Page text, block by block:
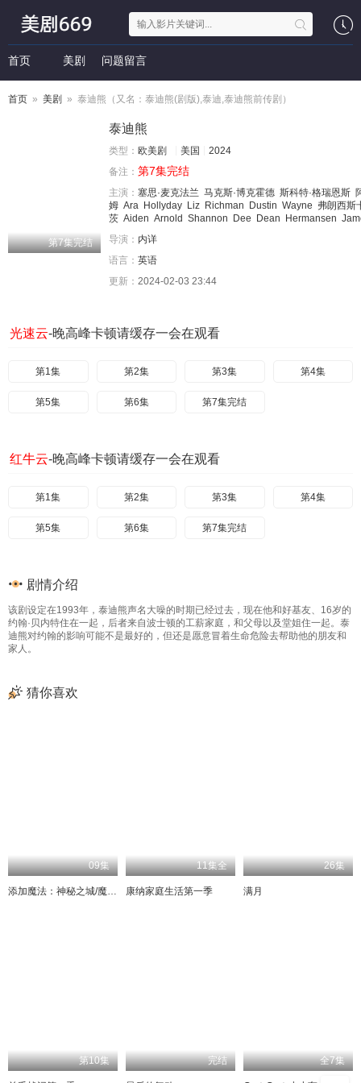
首页 美剧 问题留言
首页 » 美剧 » 泰迪熊（又名：泰迪熊(剧版),泰迪,泰迪熊前传剧）
第7集完结
泰迪熊
类型： 欧美剧 美国
2024
备注： 第7集完结
主演： 塞思·麦克法兰 马克斯·博克霍德 斯科特·格瑞恩斯
姆 Ara Hollyday Liz Richman Dustin Wayne 弗朗西斯
茨 Aiden Arnold Shannon Dee Dean Hermansen
导演： 内详
语言： 英语
更新： 2024-02-03 23:44
光速云-晚高峰卡顿请缓存一会在观看
第1集 第2集 第3集 第4集
第5集 第6集 第7集完结
红牛云-晚高峰卡顿请缓存一会在观看
第1集 第2集 第3集 第4集
第5集 第6集 第7集完结
剧情介绍
该剧设定在1993年，泰迪熊声名大噪的时期已经过去，现在他和好基友、16岁的
约翰·贝内特住在一起，后者来自波士顿的工薪家庭，和父母以及堂姐住一起。泰
迪熊对约翰的影响可能不是最好的，但还是愿意冒着生命危险去帮助他的朋友和
家人。
猜你喜欢
09集
添加魔法：神秘之城/魔幻奇缘：神秘之城第一季
11集全
康纳家庭生活第一季
26集
满月
第10集 完结 全7集